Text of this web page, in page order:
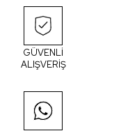
GÜVENLİ
ALIŞVERİŞ